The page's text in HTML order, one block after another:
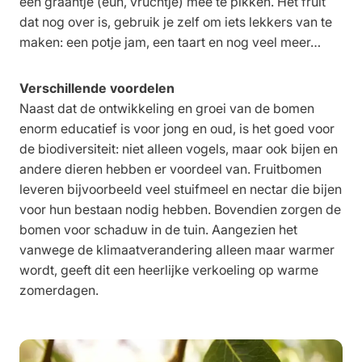
dat nog over is, gebruik je zelf om iets lekkers van te
maken: een potje jam, een taart en nog veel meer…
Verschillende voordelen
Naast dat de ontwikkeling en groei van de bomen
enorm educatief is voor jong en oud, is het goed voor
de biodiversiteit: niet alleen vogels, maar ook bijen en
andere dieren hebben er voordeel van. Fruitbomen
leveren bijvoorbeeld veel stuifmeel en nectar die bijen
voor hun bestaan nodig hebben. Bovendien zorgen de
bomen voor schaduw in de tuin. Aangezien het
vanwege de klimaatverandering alleen maar warmer
wordt, geeft dit een heerlijke verkoeling op warme
zomerdagen.